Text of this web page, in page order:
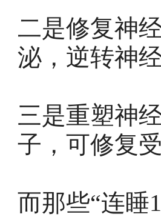
二是修复神
泌，逆转神
三是重塑神
子，可修复
而那些“连睡